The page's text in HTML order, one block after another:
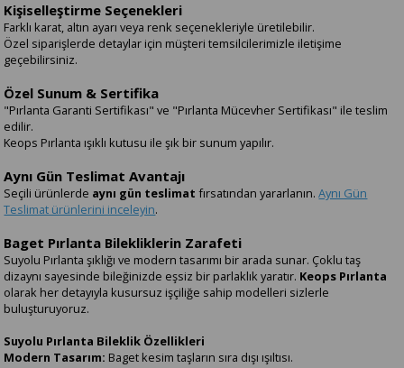
Kişiselleştirme Seçenekleri
Farklı karat, altın ayarı veya renk seçenekleriyle üretilebilir.
Özel siparişlerde detaylar için müşteri temsilcilerimizle iletişime
geçebilirsiniz.
Özel Sunum & Sertifika
"Pırlanta Garanti Sertifikası" ve "Pırlanta Mücevher Sertifikası" ile teslim
edilir.
Keops Pırlanta ışıklı kutusu ile şık bir sunum yapılır.
Aynı Gün Teslimat Avantajı
Seçili ürünlerde aynı gün teslimat fırsatından yararlanın.Aynı Gün
Teslimat ürünlerini inceleyin.
Baget Pırlanta Bilekliklerin Zarafeti
Suyolu Pırlanta şıklığı ve modern tasarımı bir arada sunar. Çoklu taş
dizaynı sayesinde bileğinizde eşsiz bir parlaklık yaratır. Keops Pırlanta
olarak her detayıyla kusursuz işçiliğe sahip modelleri sizlerle
buluşturuyoruz.
Suyolu Pırlanta Bileklik Özellikleri
Modern Tasarım: Baget kesim taşların sıra dışı ışıltısı.